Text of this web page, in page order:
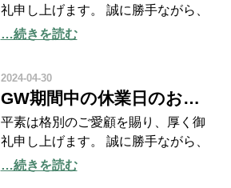
礼申し上げます。 誠に勝手ながら、
夏季の休業日を下記のとおりとさせ
２４年８月１６日（金） ※休業期間
中のSNS・ホームペ
…続きを読む
2024-04-30
GW期間中の休業日のおしらせ
平素は格別のご愛顧を賜り、厚く御
礼申し上げます。 誠に勝手ながら、
ゴールデンウィークの休業日を下記
…続きを読む